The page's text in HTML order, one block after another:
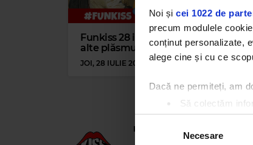
Noi și cei 1022 de
precum modulele
conținut personalizate,
alege cine și cu ce
Dacă ne permiteți, am
Să colectăm
Să vă
Găsiți mai multe
consimțământului
Necesare
Funkiss 28 iulie | ALBsfalt și
alte plăsmuiri
JOI, 28 IULIE 2022
Kiss FM